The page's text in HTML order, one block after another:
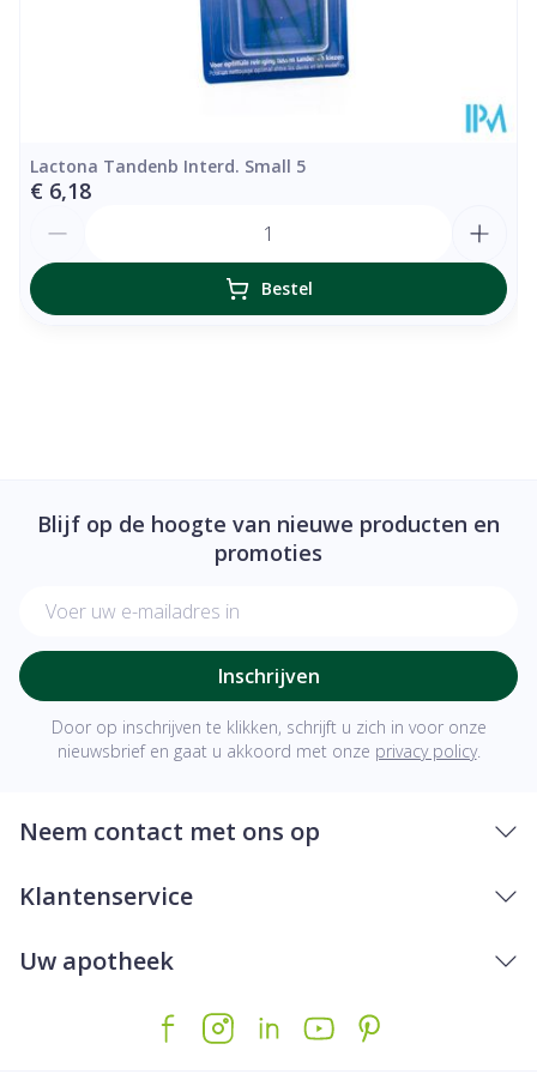
Lactona Tandenb Interd. Small 5
€ 6,18
Bestel
Blijf op de hoogte van nieuwe producten en
promoties
Inschrijven
Door op inschrijven te klikken, schrijft u zich in voor onze
nieuwsbrief en gaat u akkoord met onze privacy policy.
Neem contact met ons op
Klantenservice
Uw apotheek